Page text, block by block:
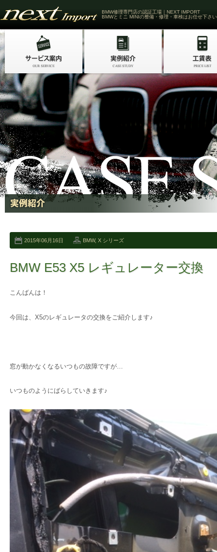
BMW修理専門店の認証工場｜NEXT IMPORT
BMWとミニ MINIの整備・修理・車検はお任せ下さい
2015年06月16日 BMW, X シリーズ
BMW E53 X5 レギュレーター交換
こんばんは！
今回は、X5のレギュレータの交換をご紹介します♪
窓が動かなくなるいつもの故障ですが…
いつものようにばらしていきます♪